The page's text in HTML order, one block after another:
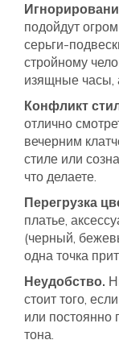
подойдут
серьги-
стройному
изящные часы,
Конфликт
отлично
вечерним
стиле или
что делаете.
Перегрузка
платье,
(черный,
одна точка
Неудобство.
стоит того,
или постоянно
тона.